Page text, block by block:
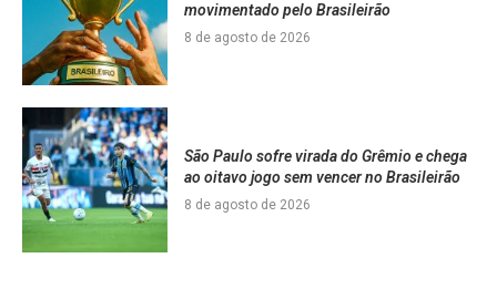
movimentado pelo Brasileirão
8 de agosto de 2026
São Paulo sofre virada do Grêmio e chega
ao oitavo jogo sem vencer no Brasileirão
8 de agosto de 2026